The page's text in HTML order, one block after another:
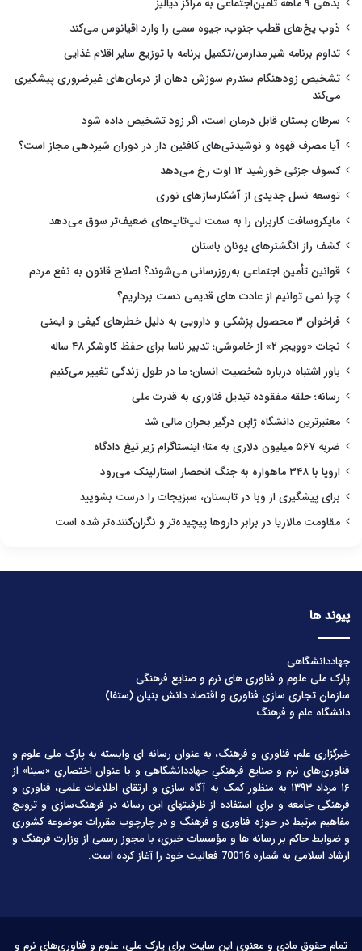
بدهی ۹ ماهه تامین‌اجتماعی به مراکز دیالیز
ذوب یخ‌های قطب جنوب، جیوه سمی را وارد اقیانوس می‌کند
تداوم برنامه شیر مدارس/تکمیل برنامه با توزیع سایر اقلام غذایی
تشخیص زودهنگام سندرم سوزش دهان از درمان‌های غیرضروری پیشگیری
می‌کند
سرطان پستان قابل درمان است، اگر زود تشخیص داده شود
آیا مصرف قهوه و نوشیدنی‌های کافئین دار در دوران شیردهی مجاز است؟
کسوف جزئی خورشید ۱۲ اوت رخ می‌دهد
توسعه نسل جدیدی از آشکارسازهای نوری
مایکروسافت کاربران را به سمت لپ‌تاپ‌های ضعیف‌تر سوق می‌دهد
کشف راز انگشترهای یونان باستان
قوانین تأمین اجتماعی به‌روزرسانی می‌شوند؟ اصلاح قانون به نفع مردم
چرا نمی توانیم از عادت های قدیمی دست برداریم؟
فراخوان ۳ محصول پزشکی و دارویی به دلیل خطرهای کیفی و ایمنی
نجات «وویجر ۲» از خاموشی؛ تدبیر ناسا برای حفظ کاوشگر ۴۸ ساله
باور اشتباه درباره شخصیت انسان؛ ما در طول زندگی تغییر می‌کنیم
رسانه؛ حلقه مفقوده تبدیل فناوری به قدرت ملی
معتبرترین دانشگاه ژاپن درگیر بحران مالی شد
ضربه ۵۶۷ میلیون دلاری به متا؛ اینستاگرام زیر تیغ دادگاه
اروپا با ۳۴۸ ماهواره به جنگ انحصار استارلینک می‌رود
برای پیشگیری از وبا در تابستان، سبزیجات را درست بشویید
مقاومت مالاریا در برابر داروها پیچیده‌تر و نگران‌کننده‌تر شده است
پیوند ها
جهاددانشگاهی
پارک ملی علوم و فناوری های نرم و صنایع فرهنگی
سازمان تجاری سازی فناوری و اقتصاد دانش بنیان (ستفا)
دانشگاه علم و فرهنگ
خبرگزاری علم، فناوری و فرهنگ، به عنوان رسانه ای وابسته به پارک ملی علوم و
فناوری‌های نرم و صنایع فرهنگیِ جهاددانشگاهی و با عنوان اختصاری «سینا» از
۱۶ مرداد ۱۳۹۳ به منظور کمک به آگاه سازی و ارتقای اطلاعات علمی، فناوری و
فرهنگی جامعه و برای استفاده از ظرفیتهای این رسانه در فرهنگ‌سازی و ترویج
مفاهیم مرتبط در حوزه فناوری و فرهنگ و در چارچوب مقررات موضوعه کشوری
و ضوابط حاکم بر رسانه ها و مؤسسات خبری، با مجوز رسمی از وزارت فرهنگ و
ارشاد اسلامی به شماره 70016 فعالیت خود را آغاز کرده است.
تمام حقوق مادی و معنوی این سایت برای پارک ملی، علوم و فناوری‌های نرم و